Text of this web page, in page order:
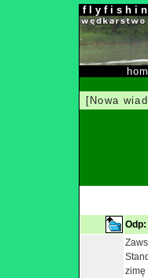
f l y f i s h i n
[Nowa
zimę